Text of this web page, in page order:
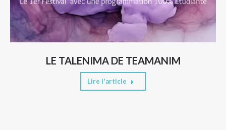
LE TALENIMA DE TEAMANIM
Lire l'article